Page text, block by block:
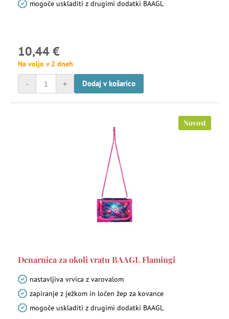
mogoče uskladiti z drugimi dodatki BAAGL
10,44 €
Na voljo v 2 dneh
+
- Dodaj v košarico
Novost
Denarnica za okoli vratu BAAGL Flamingi
nastavljiva vrvica z varovalom
zapiranje z ježkom in ločen žep za kovance
mogoče uskladiti z drugimi dodatki BAAGL